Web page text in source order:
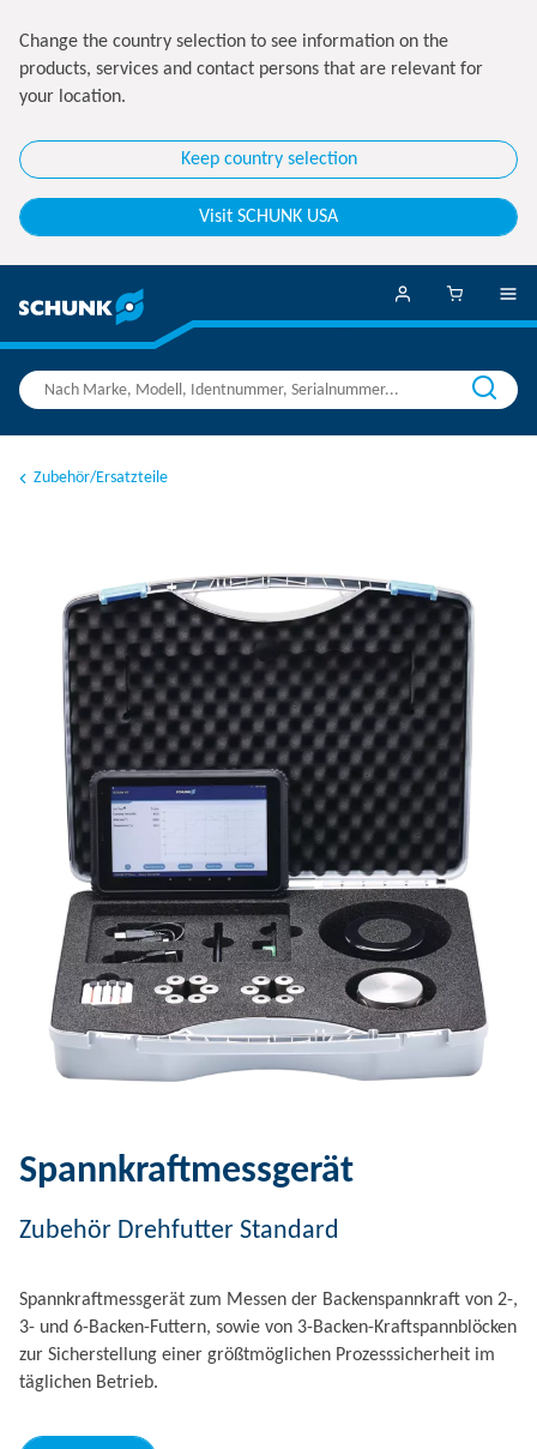
Change the country selection to see information on the
products, services and contact persons that are relevant for
your location.
Keep country selection
Visit SCHUNK USA
Zubehör/Ersatzteile
Spannkraftmessgerät
Zubehör Drehfutter Standard
Spannkraftmessgerät zum Messen der Backenspannkraft von 2-,
3- und 6-Backen-Futtern, sowie von 3-Backen-Kraftspannblöcken
zur Sicherstellung einer größtmöglichen Prozesssicherheit im
täglichen Betrieb.